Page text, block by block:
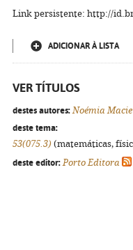
Link persistente: http://
ADICIONAR À LISTA
VER TÍTULOS
destes autores: Noémia
deste tema:
53(075.3) (matemáticas,
deste editor: Porto Editora